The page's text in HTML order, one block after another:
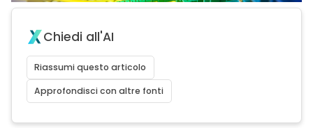
Chiedi all'AI
Riassumi questo articolo
Approfondisci con altre fonti